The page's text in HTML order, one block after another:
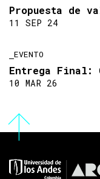
Propuesta de
11 SEP 24
EVENTO
Entrega Final:
10 MAR 26